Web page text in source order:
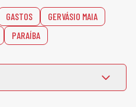
GASTOS
GERVÁSIO MAIA
PARAÍBA